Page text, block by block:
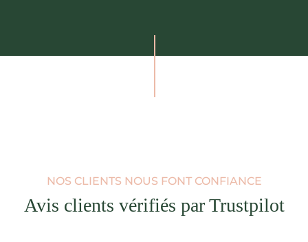
NOS CLIENTS NOUS FONT CONFIANCE
Avis clients vérifiés par Trustpilot